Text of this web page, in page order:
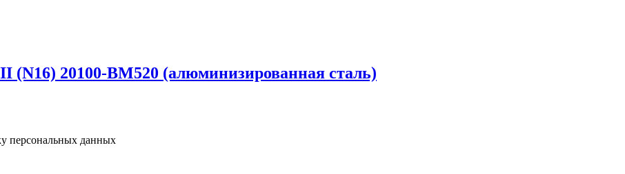
(N16) 20100-BM520 (алюминизированная сталь)
персональных данных